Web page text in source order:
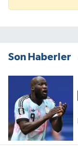
Son Haberler